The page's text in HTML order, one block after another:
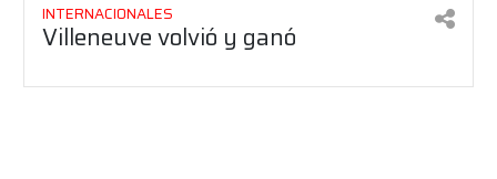
INTERNACIONALES
Villeneuve volvió y ganó